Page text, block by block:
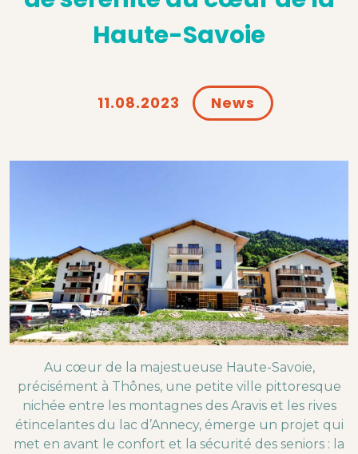
Haute-Savoie
11.08.2023 News
Au cœur de la majestueuse Haute-Savoie,
précisément à Thônes, une petite ville pittoresque
nichée entre les montagnes des Aravis et les rives
étincelantes du lac d’Annecy, émerge un projet qui
met en avant le confort et la sécurité des seniors : la